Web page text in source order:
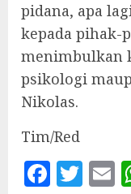
pidana, apa
kepada
menimbulkan
psikologi
Nikolas.
Tim/Red